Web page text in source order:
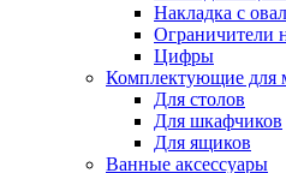
Накладка с
Ограничители
Цифры
Комплектующие для
Для столов
Для шкафчиков
Для ящиков
Ванные аксессуары